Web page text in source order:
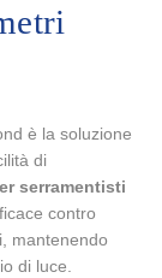
è la soluzione
di
serramentisti
contro
mantenendo
di luce.